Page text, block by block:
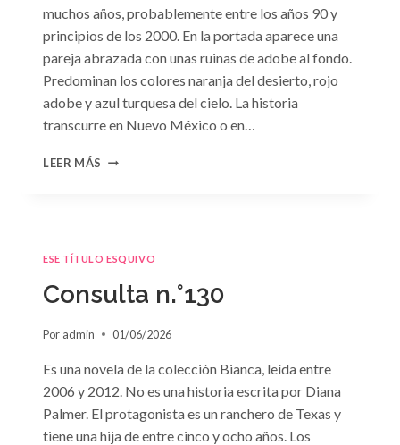
muchos años, probablemente entre los años 90 y
principios de los 2000. En la portada aparece una
pareja abrazada con unas ruinas de adobe al fondo.
Predominan los colores naranja del desierto, rojo
adobe y azul turquesa del cielo. La historia
transcurre en Nuevo México o en…
LEER MÁS CONSULTA
ESE TÍTULO ESQUIVO
Consulta n.°130
Por admin 01/06/2026
Es una novela de la colección Bianca, leída entre
2006 y 2012. No es una historia escrita por Diana
Palmer. El protagonista es un ranchero de Texas y
tiene una hija de entre cinco y ocho años. Los